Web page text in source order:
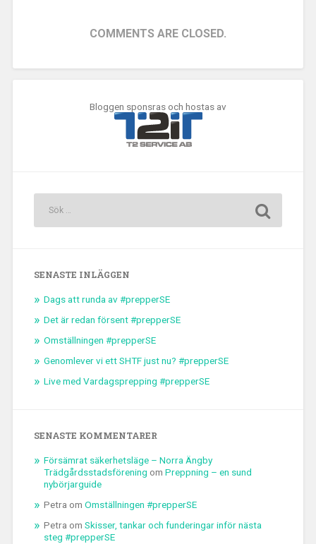
COMMENTS ARE CLOSED.
Bloggen sponsras och hostas av
SENASTE INLÄGGEN
Dags att runda av #prepperSE
Det är redan försent #prepperSE
Omställningen #prepperSE
Genomlever vi ett SHTF just nu? #prepperSE
Live med Vardagsprepping #prepperSE
SENASTE KOMMENTARER
Försämrat säkerhetsläge – Norra Ängby
Trädgårdsstadsförening om Preppning – en sund
nybörjarguide
Petra om Omställningen #prepperSE
Petra om Skisser, tankar och funderingar inför nästa
steg #prepperSE